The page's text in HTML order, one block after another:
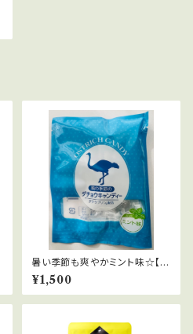
暑い季節も爽やかミント味☆【1
袋〜3袋・ネコポス対応】パワー
アップバージョン風の季節のダ
チョウキャンディー・ミント味
¥1,500